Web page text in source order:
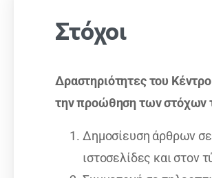
Στόχοι
Δραστηριότητες του
την προώθηση των στόχων
Δημοσίευση άρθρων σε
ιστοσελίδες και στον